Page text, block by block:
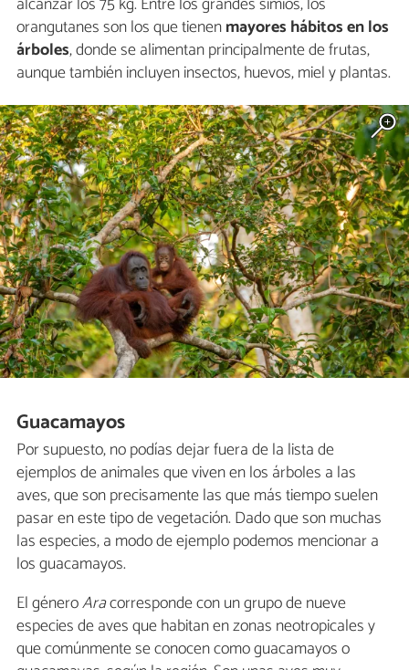
orangutanes son los que tienenmayores hábitos en los
árboles, donde se alimentan principalmente de frutas,
aunque también incluyen insectos, huevos, miel y plantas.
Guacamayos
Por supuesto, no podías dejar fuera de la lista de
ejemplos de animales que viven en los árboles a las
aves, que son precisamente las que más tiempo suelen
pasar en este tipo de vegetación. Dado que son muchas
las especies, a modo de ejemplo podemos mencionar a
los guacamayos.
El géneroAracorresponde con un grupo de nueve
especies de aves que habitan en zonas neotropicales y
que comúnmente se conocen como guacamayos o